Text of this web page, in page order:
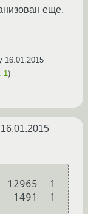
еще.
16.01.2015
1)
16.01.2015
1
1491  1